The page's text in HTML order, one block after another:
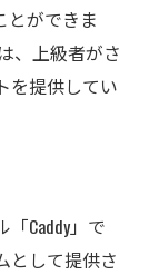
とができま
、上級者がさ
を提供してい
Caddy」で
として提供さ